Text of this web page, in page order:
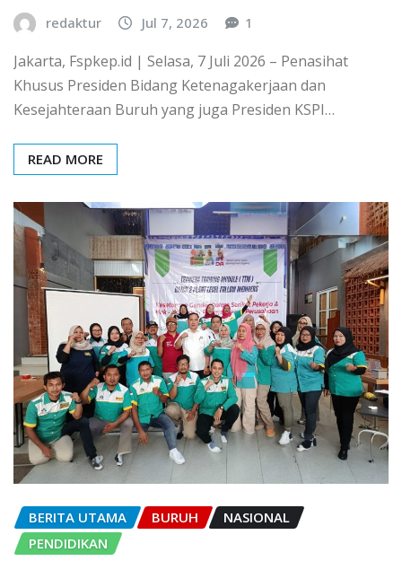
redaktur Jul 7, 2026 1
Jakarta, Fspkep.id | Selasa, 7 Juli 2026 – Penasihat
Khusus Presiden Bidang Ketenagakerjaan dan
Kesejahteraan Buruh yang juga Presiden KSPI…
READ MORE
BERITA UTAMA BURUH
NASIONAL
PENDIDIKAN